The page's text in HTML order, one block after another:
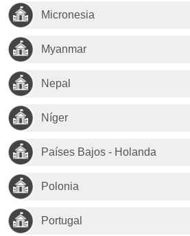
Micronesia
Myanmar
Nepal
Níger
Países Bajos - Holanda
Polonia
Portugal